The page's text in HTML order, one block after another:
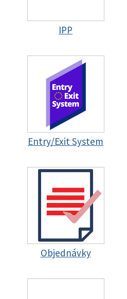
IPP
Entry/Exit System
Objednávky